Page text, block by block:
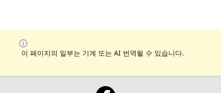
이 페이지의 일부는 기계 또는 AI 번역될 수 있습니다.